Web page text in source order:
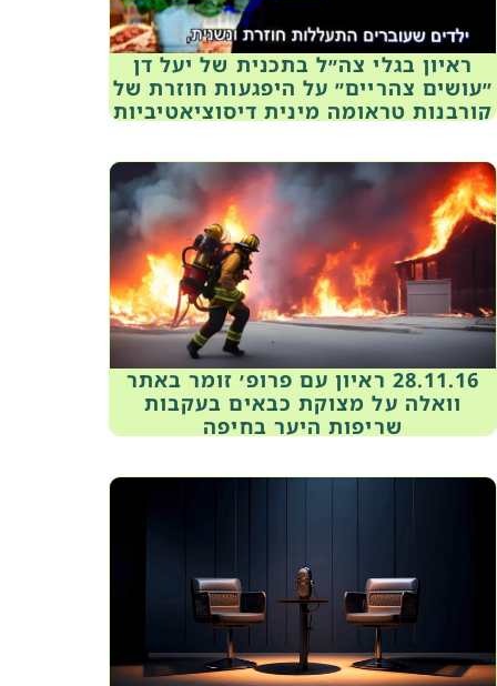
ראיון בגלי צה״ל בתכנית של יעל דן
״עושים צהריים״ על היפגעות חוזרת של
קורבנות טראומה מינית דיסוציאטיביות
28.11.16 ראיון עם פרופ׳ זומר באתר
וואלה על מצוקת כבאים בעקבות
שריפות היער בחיפה